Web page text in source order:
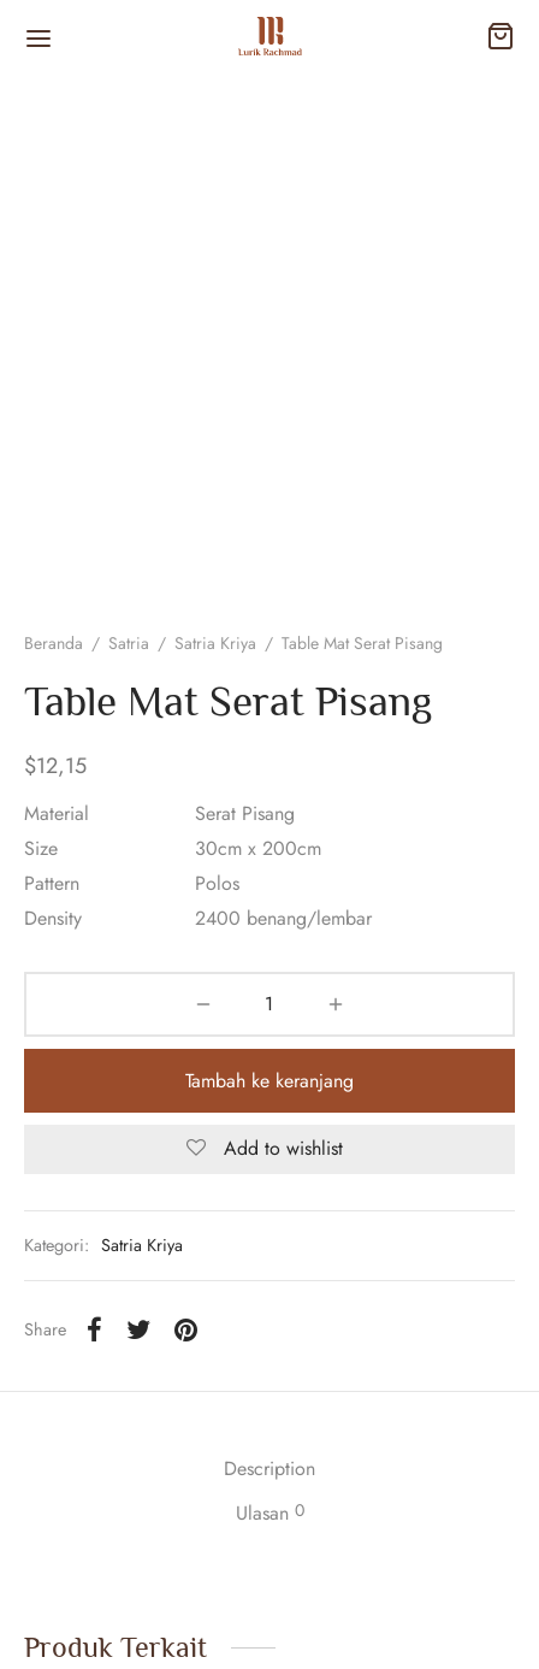
Beranda / Satria / Satria Kriya / Table Mat Serat Pisang
Table Mat Serat Pisang
$12,15
Material
Serat Pisang
Size
30cm x 200cm
Pattern
Polos
Density
2400 benang/lembar
Tambah ke keranjang
Add to wishlist
Kategori: Satria Kriya
Share
Description
Ulasan 0
Produk Terkait